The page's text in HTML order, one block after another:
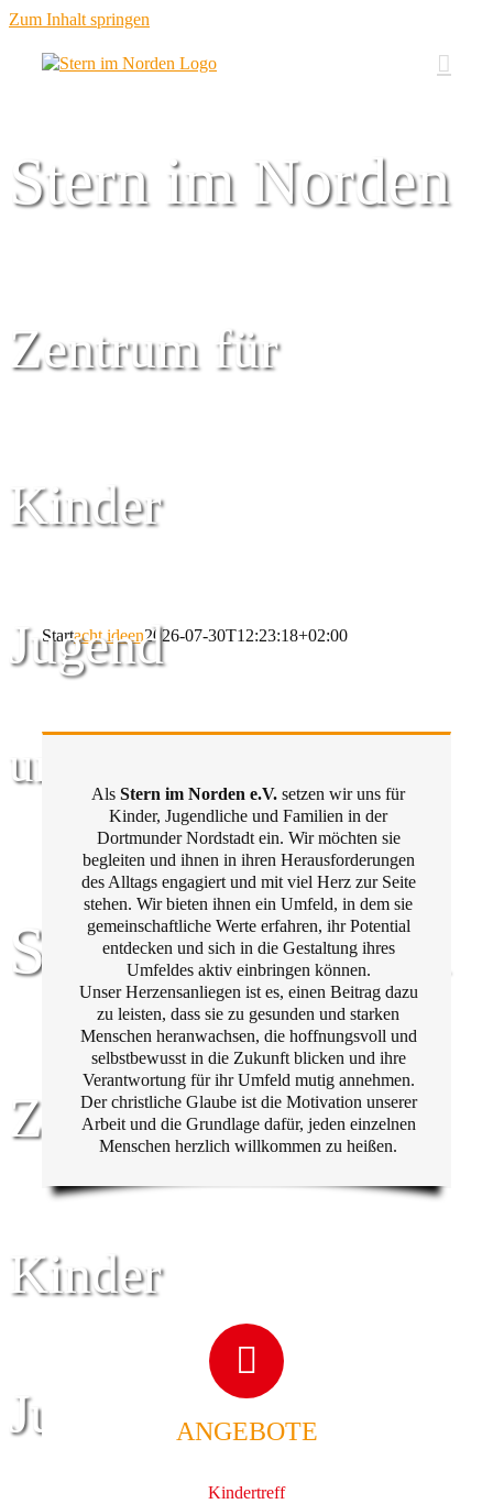
Zum Inhalt springen
Stern im Norden
Zentrum für
Kinder
Jugend
und Familie
Stern im Norden
Zentrum für
Kinder
Jugend
Startacht ideen2026-07-30T12:23:18+02:00
Als Stern im Norden e.V. setzen wir uns für
Kinder, Jugendliche und Familien in der
Dortmunder Nordstadt ein. Wir möchten sie
begleiten und ihnen in ihren Herausforderungen
des Alltags engagiert und mit viel Herz zur Seite
stehen. Wir bieten ihnen ein Umfeld, in dem sie
gemeinschaftliche Werte erfahren, ihr Potential
entdecken und sich in die Gestaltung ihres
Umfeldes aktiv einbringen können.
Unser Herzensanliegen ist es, einen Beitrag dazu
zu leisten, dass sie zu gesunden und starken
Menschen heranwachsen, die hoffnungsvoll und
selbstbewusst in die Zukunft blicken und ihre
Verantwortung für ihr Umfeld mutig annehmen.
Der christliche Glaube ist die Motivation unserer
Arbeit und die Grundlage dafür, jeden einzelnen
Menschen herzlich willkommen zu heißen.
ANGEBOTE
Kindertreff